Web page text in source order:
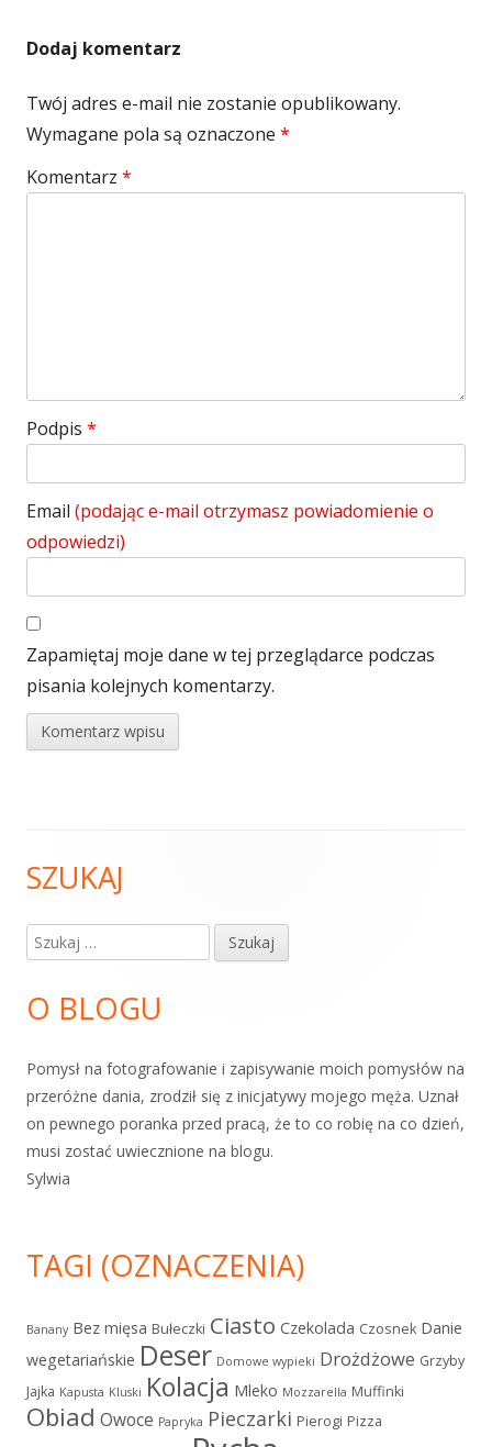
Dodaj komentarz
Twój adres e-mail nie zostanie opublikowany.
Wymagane pola są oznaczone *
Komentarz *
Podpis *
Email (podając e-mail otrzymasz powiadomienie o
odpowiedzi)
Zapamiętaj moje dane w tej przeglądarce podczas
pisania kolejnych komentarzy.
Główny
panel
SZUKAJ
Szukaj:
O BLOGU
Pomysł na fotografowanie i zapisywanie moich pomysłów na
przeróżne dania, zrodził się z inicjatywy mojego męża. Uznał
on pewnego poranka przed pracą, że to co robię na co dzień,
musi zostać uwiecznione na blogu.
Sylwia
TAGI (OZNACZENIA)
Banany Bez mięsa Bułeczki Ciasto Czekolada Czosnek Danie
wegetariańskie Deser Domowe wypieki Drożdżowe Grzyby
Jajka Kapusta Kluski Kolacja Mleko Mozzarella Muffinki
Obiad Owoce Papryka Pieczarki Pierogi Pizza